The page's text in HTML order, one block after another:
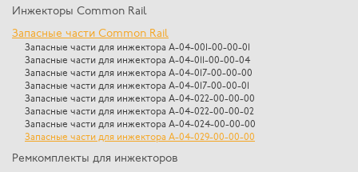
Инжекторы Common Rail
Запасные части Common Rail
Запасные части для инжектора А-04-001-00-00-01
Запасные части для инжектора А-04-011-00-00-04
Запасные части для инжектора А-04-017-00-00-00
Запасные части для инжектора А-04-017-00-00-01
Запасные части для инжектора A-04-022-00-00-00
Запасные части для инжектора A-04-022-00-00-02
Запасные части для инжектора А-04-024-00-00-00
Запасные части для инжектора А-04-029-00-00-00
Ремкомплекты для инжекторов